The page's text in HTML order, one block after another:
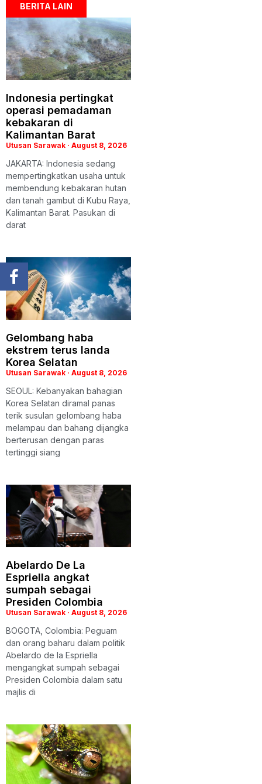
BERITA LAIN
Indonesia pertingkat
operasi pemadaman
kebakaran di
Kalimantan Barat
Utusan Sarawak August 8, 2026
JAKARTA: Indonesia sedang
mempertingkatkan usaha untuk
membendung kebakaran hutan
dan tanah gambut di Kubu Raya,
Kalimantan Barat. Pasukan di
darat
Gelombang haba
ekstrem terus landa
Korea Selatan
Utusan Sarawak August 8, 2026
SEOUL: Kebanyakan bahagian
Korea Selatan diramal panas
terik susulan gelombang haba
melampau dan bahang dijangka
berterusan dengan paras
tertinggi siang
Abelardo De La
Espriella angkat
sumpah sebagai
Presiden Colombia
Utusan Sarawak August 8, 2026
BOGOTA, Colombia: Peguam
dan orang baharu dalam politik
Abelardo de la Espriella
mengangkat sumpah sebagai
Presiden Colombia dalam satu
majlis di